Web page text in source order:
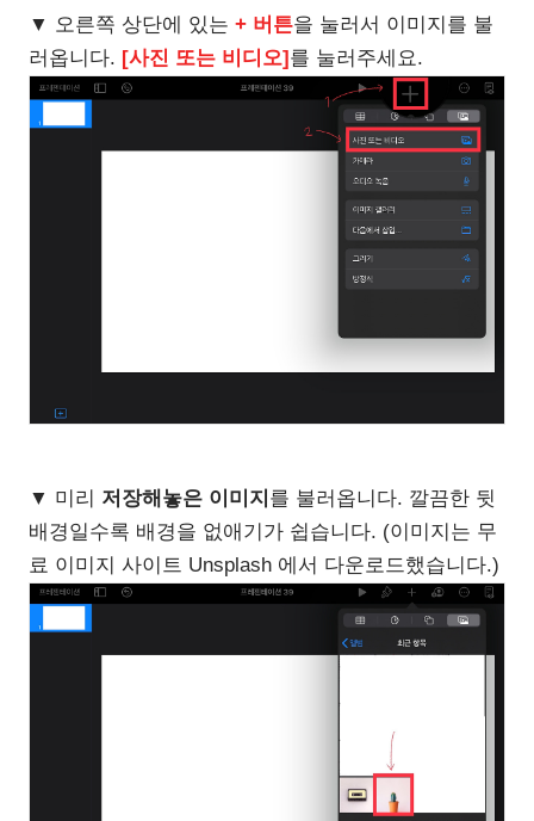
▼ 오른쪽 상단에 있는 + 버튼을 눌러서 이미지를 불
러옵니다. [사진 또는 비디오] 를 눌러주세요.
▼ 미리 저장해놓은 이미지 를 불러옵니다. 깔끔한 뒷
배경일수록 배경을 없애기가 쉽습니다. (이미지는 무
료 이미지 사이트 Unsplash 에서 다운로드했습니다.)